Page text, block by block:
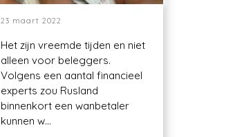
23 maart 2022
Het zijn vreemde tijden en niet
alleen voor beleggers.
Volgens een aantal financieel
experts zou Rusland
binnenkort een wanbetaler
kunnen w...